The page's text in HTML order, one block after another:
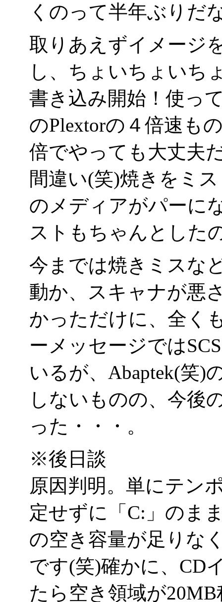
くのって半年ぶりだ
取りあえずイメージ
し、ちょいちょいち
書き込み開始！使っ
のPlextorの４倍速も
倍でやっても大丈夫
間違い(笑)焼きをミ
のメディアがパーに
ストもちゃんとした
今までは焼きミスな
動か、スキャナが悪
かっただけに、全く
ーメッセージでは
いるが、Abaptek(笑)
しないものの、今後
った・・・。
※後日談
原因判明。単にテン
定せずに「C:」のま
の空き容量が足りな
です(笑)確かに、CD
たら空き領域が